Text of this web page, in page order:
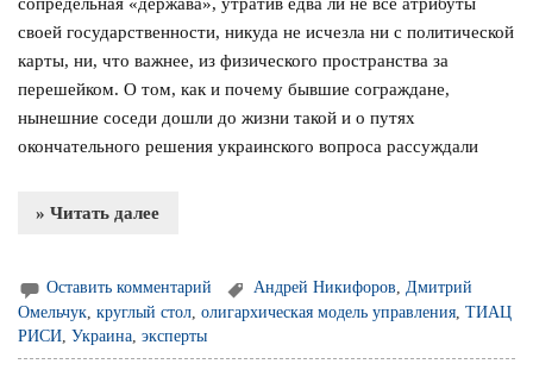
своей государственности, никуда не исчезла ни с политической
карты, ни, что важнее, из физического пространства за
перешейком. О том, как и почему бывшие сограждане,
нынешние соседи дошли до жизни такой и о путях
окончательного решения украинского вопроса рассуждали
» Читать далее
Оставить комментарий Андрей Никифоров,Дмитрий
Омельчук,круглый стол,олигархическая модель управления,ТИАЦ
РИСИ,Украина,эксперты